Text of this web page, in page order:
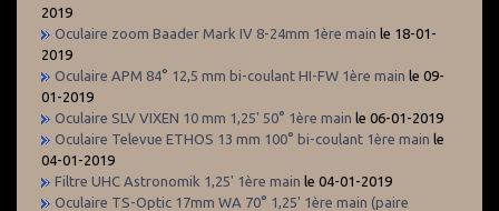
2019
Oculaire zoom Baader Mark IV 8-24mm 1ère main le 18-01-
2019
Oculaire APM 84° 12,5 mm bi-coulant HI-FW 1ère main le 09-
01-2019
Oculaire SLV VIXEN 10 mm 1,25' 50° 1ère main le 06-01-2019
Oculaire Televue ETHOS 13 mm 100° bi-coulant 1ère main le
04-01-2019
Filtre UHC Astronomik 1,25' 1ère main le 04-01-2019
Oculaire TS-Optic 17mm WA 70° 1,25' 1ère main (paire